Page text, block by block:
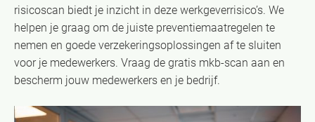
risicoscan biedt je inzicht in deze werkgeverrisico’s. We
helpen je graag om de juiste preventiemaatregelen te
nemen en goede verzekeringsoplossingen af te sluiten
voor je medewerkers. Vraag de gratis mkb-scan aan en
bescherm jouw medewerkers en je bedrijf.